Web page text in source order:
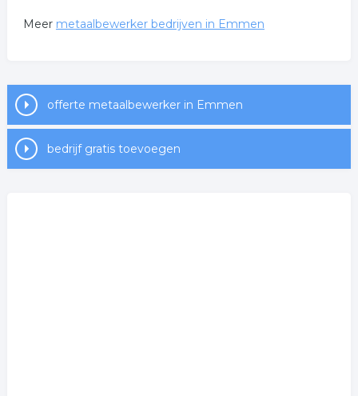
Meer metaalbewerker bedrijven in Emmen
offerte metaalbewerker in Emmen
bedrijf gratis toevoegen